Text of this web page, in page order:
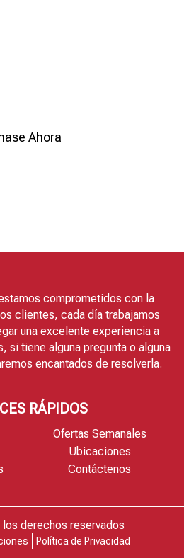
Ahora
comprometidos con la
clientes, cada día trabajamos
una excelente experiencia a
si tiene alguna pregunta o alguna
encantados de resolverla.
RÁPIDOS
Ofertas Semanales
Ubicaciones
Contáctenos
derechos reservados
Política de Privacidad